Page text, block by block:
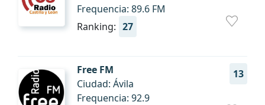
Frequencia: 89.6 FM
Ranking: 27
Free FM 13
Ciudad: Ávila
Frequencia: 92.9